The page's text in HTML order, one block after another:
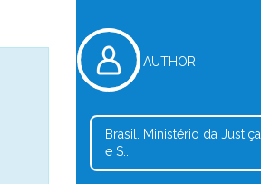
AUTHOR
Brasil. Ministério da Justiça
e S...